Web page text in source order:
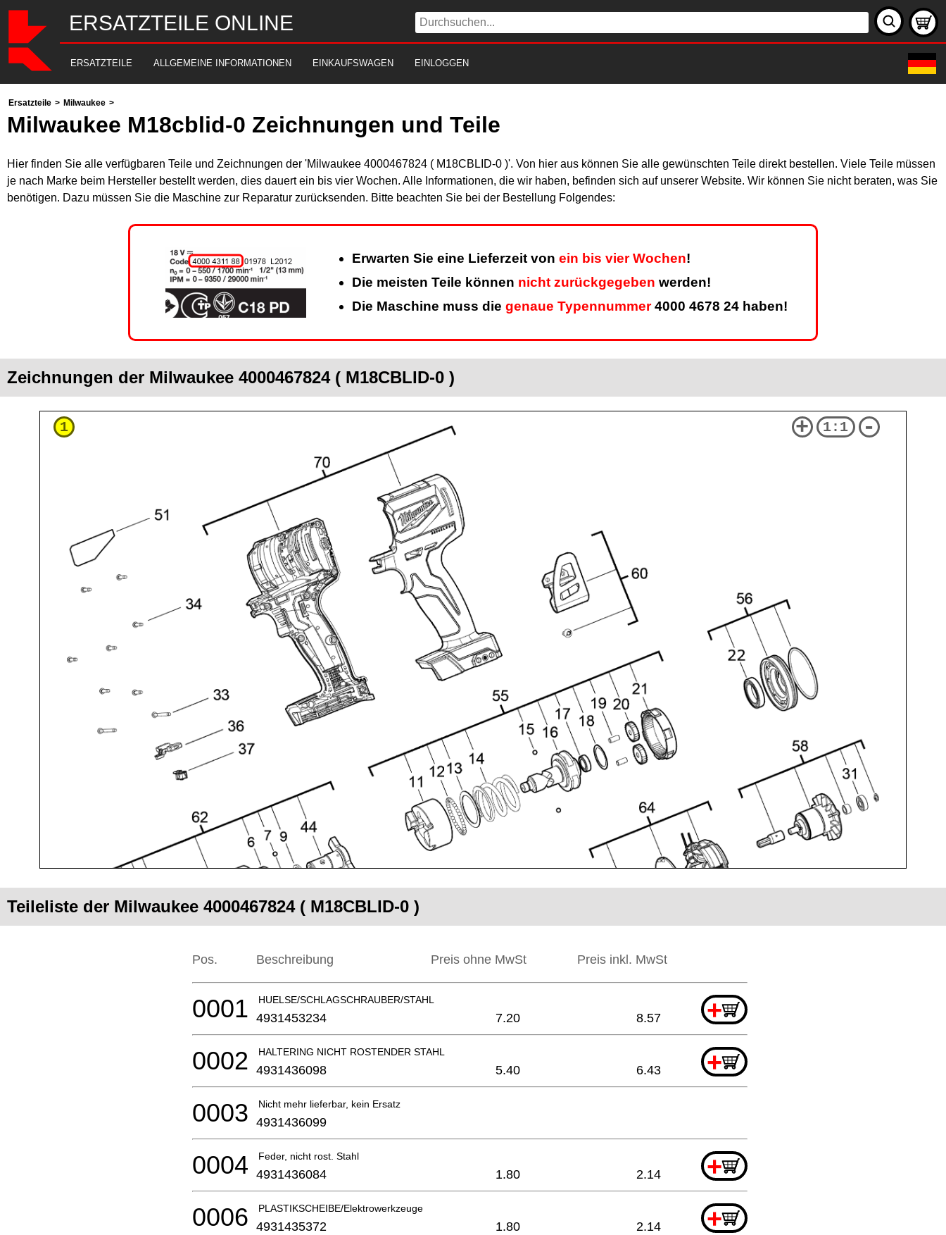
ERSATZTEILE ONLINE
ERSATZTEILE ALLGEMEINE INFORMATIONEN EINKAUFSWAGEN EINLOGGEN
Ersatzteile > Milwaukee >
Milwaukee M18cblid-0 Zeichnungen und Teile
Hier finden Sie alle verfügbaren Teile und Zeichnungen der 'Milwaukee 4000467824 ( M18CBLID-0 )'. Von hier aus können Sie alle gewünschten Teile direkt bestellen. Viele Teile müssen
je nach Marke beim Hersteller bestellt werden, dies dauert ein bis vier Wochen. Alle Informationen, die wir haben, befinden sich auf unserer Website. Wir können Sie nicht beraten, was Sie
benötigen. Dazu müssen Sie die Maschine zur Reparatur zurücksenden. Bitte beachten Sie bei der Bestellung Folgendes:
Erwarten Sie eine Lieferzeit von ein bis vier Wochen!
Die meisten Teile können nicht zurückgegeben werden!
Die Maschine muss die genaue Typennummer4000 4678 24 haben!
Zeichnungen der Milwaukee 4000467824 ( M18CBLID-0 )
1 + 1:1 -
Teileliste der Milwaukee 4000467824 ( M18CBLID-0 )
Pos. Beschreibung Preis ohne MwSt Preis inkl. MwSt
HUELSE/SCHLAGSCHRAUBER/STAHL +
0001 4931453234 7.20 8.57
HALTERING NICHT ROSTENDER STAHL +
0002 4931436098 5.40 6.43
Nicht mehr lieferbar, kein Ersatz
0003 4931436099
Feder, nicht rost. Stahl +
0004 4931436084 1.80 2.14
PLASTIKSCHEIBE/Elektrowerkzeuge +
0006 4931435372 1.80 2.14